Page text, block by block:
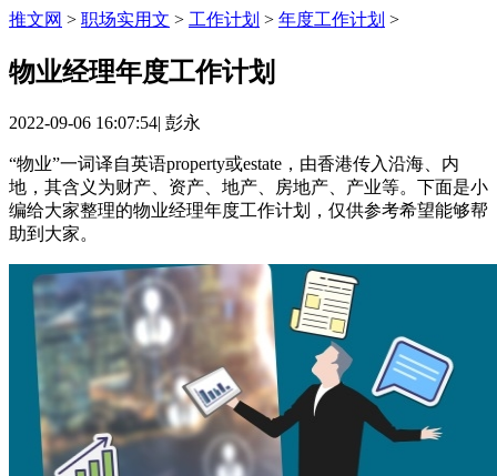
推文网 > 职场实用文 > 工作计划 > 年度工作计划 >
物业经理年度工作计划
2022-09-06 16:07:54| 彭永
“物业”一词译自英语property或estate，由香港传入沿海、内
地，其含义为财产、资产、地产、房地产、产业等。下面是小
编给大家整理的物业经理年度工作计划，仅供参考希望能够帮
助到大家。